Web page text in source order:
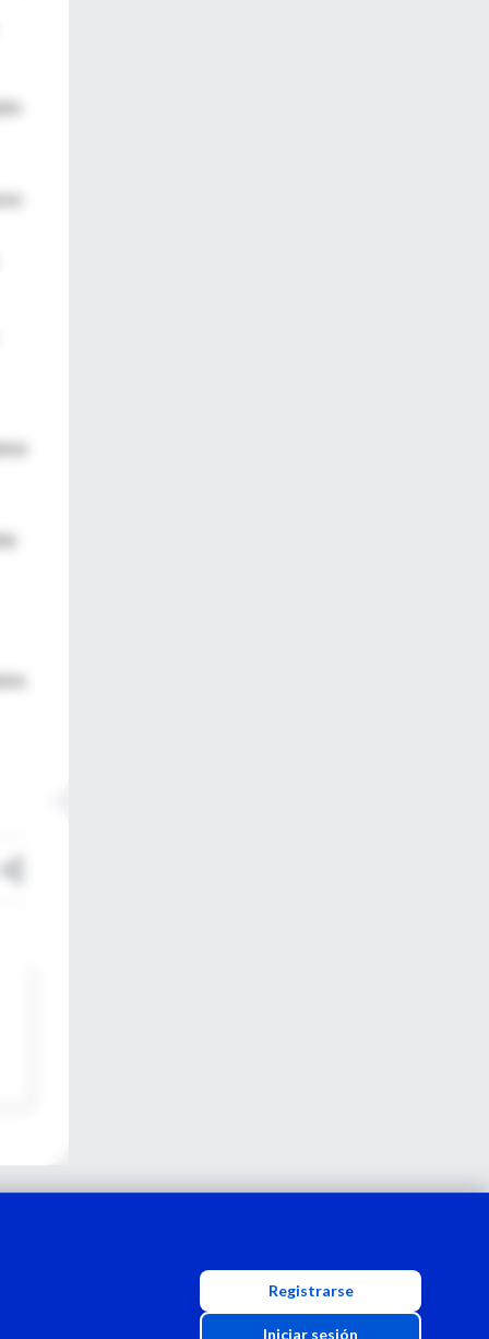
Registrarse
Iniciar sesión